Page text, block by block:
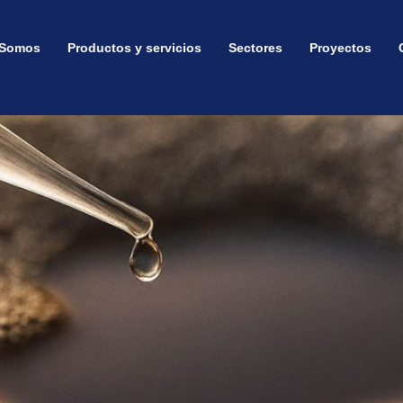
Productos y servicios Sectores Proyectos